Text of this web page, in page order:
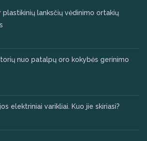
plastikinių lanksčių vėdinimo ortakių
nuo patalpų oro kokybės gerinimo
elektriniai varikliai. Kuo jie skiriasi?